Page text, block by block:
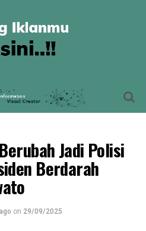
Jadi Polisi
Berdarah
on 29/09/2025